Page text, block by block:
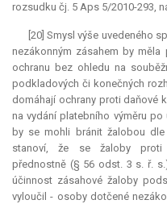
rozsudku čj. 5 Aps 5/2010-293,
[20] Smysl výše uvedeného
nezákonným zásahem by měla
ochranu bez ohledu na
podkladových či konečných
domáhají ochrany proti daňové
na vydání platebního výměru
by se mohli bránit žalobou
stanoví, že se žaloby proti
přednostně (§ 56 odst. 3 s. ř.
účinnost zásahové žaloby
vyloučil - osoby dotčené